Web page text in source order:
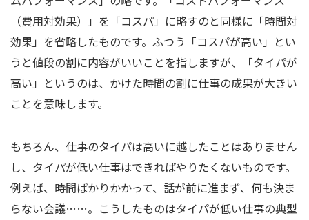
（費用対効果）」を「コスパ」に略すのと同様に「時間対
効果」を省略したものです。ふつう「コスパが高い」とい
うと値段の割に内容がいいことを指しますが、「タイパが
高い」というのは、かけた時間の割に仕事の成果が大きい
ことを意味します。
もちろん、仕事のタイパは高いに越したことはありません
し、タイパが低い仕事はできればやりたくないものです。
例えば、時間ばかりかかって、話が前に進まず、何も決ま
らない会議……。こうしたものはタイパが低い仕事の典型